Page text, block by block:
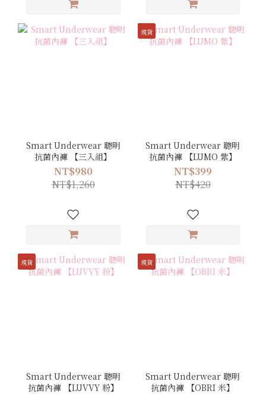
Smart Underwear 聰明
抗菌內褲 【三入組】
NT$980
NT$1,260
現貨
Smart Underwear 聰明
抗菌內褲 【LUMO 紫】
NT$399
NT$420
現貨
Smart Underwear 聰明
抗菌內褲 【LUVVY 粉】
現貨
Smart Underwear 聰明
抗菌內褲 【OBRI 米】